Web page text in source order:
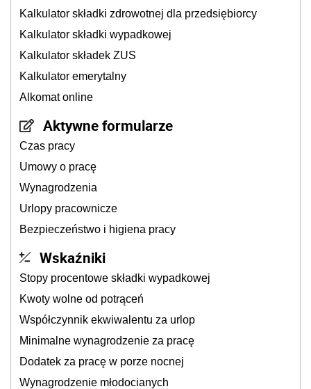
Kalkulator składki zdrowotnej dla przedsiębiorcy
Kalkulator składki wypadkowej
Kalkulator składek ZUS
Kalkulator emerytalny
Alkomat online
Aktywne formularze
Czas pracy
Umowy o pracę
Wynagrodzenia
Urlopy pracownicze
Bezpieczeństwo i higiena pracy
Wskaźniki
Stopy procentowe składki wypadkowej
Kwoty wolne od potrąceń
Współczynnik ekwiwalentu za urlop
Minimalne wynagrodzenie za pracę
Dodatek za pracę w porze nocnej
Wynagrodzenie młodocianych